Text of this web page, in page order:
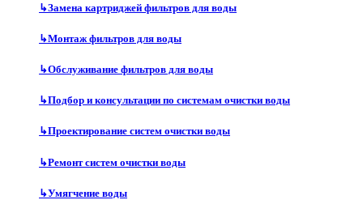
↳Замена картриджей фильтров для воды
↳Монтаж фильтров для воды
↳Обслуживание фильтров для воды
↳Подбор и консультации по системам очистки воды
↳Проектирование систем очистки воды
↳Ремонт систем очистки воды
↳Умягчение воды